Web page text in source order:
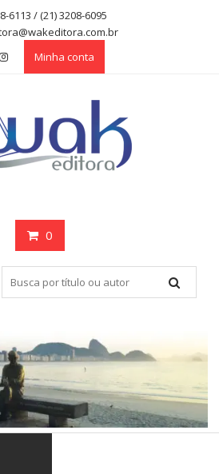
6113 / (21) 3208-6095
Minha conta
0